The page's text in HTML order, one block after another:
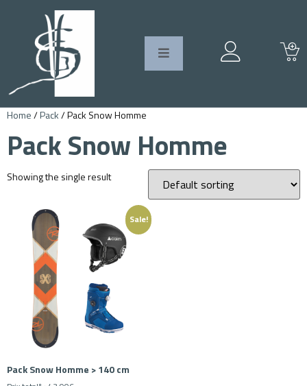
Home/Pack/ Pack Snow Homme
Pack Snow Homme
Showing the single result
Sale!
Pack Snow Homme > 140 cm